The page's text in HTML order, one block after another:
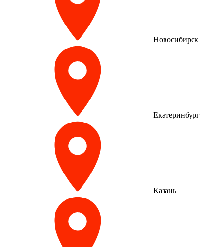
Новосибирск
Екатеринбург
Казань